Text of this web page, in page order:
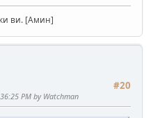
ви. [Амин]
#20
PM by Watchman